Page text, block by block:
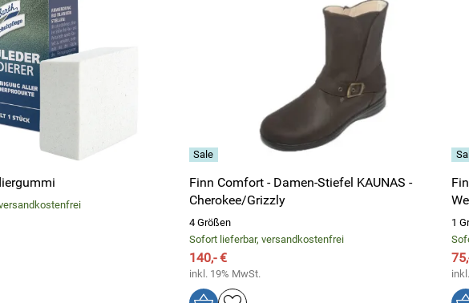
Finn Comfort - Damen-Stiefel KAUNAS -
Cherokee/Grizzly
4 Größen
Sofort lieferbar, versandkostenfrei
140,- €
inkl. 19% MwSt.
1